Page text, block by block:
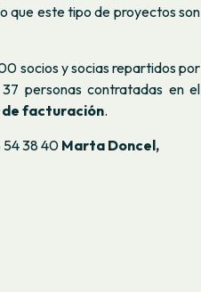
que este tipo de proyectos son
socios y socias repartidos por
personas contratadas en el
de facturación.
54 38 40 Marta Doncel,